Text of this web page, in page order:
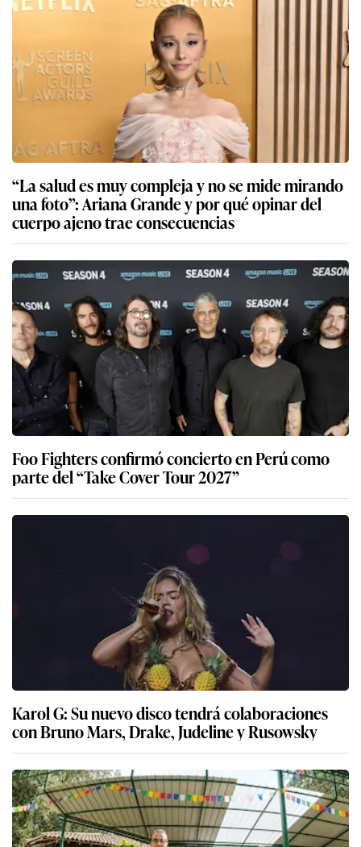
“La salud es muy compleja y no se mide mirando
una foto”: Ariana Grande y por qué opinar del
cuerpo ajeno trae consecuencias
Foo Fighters confirmó concierto en Perú como
parte del “Take Cover Tour 2027”
Karol G: Su nuevo disco tendrá colaboraciones
con Bruno Mars, Drake, Judeline y Rusowsky